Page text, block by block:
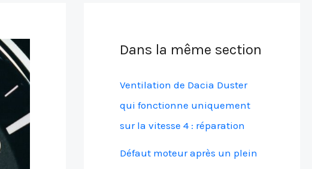
Dans la même section
Ventilation de Dacia Duster
qui fonctionne uniquement
sur la vitesse 4 : réparation
Défaut moteur après un plein